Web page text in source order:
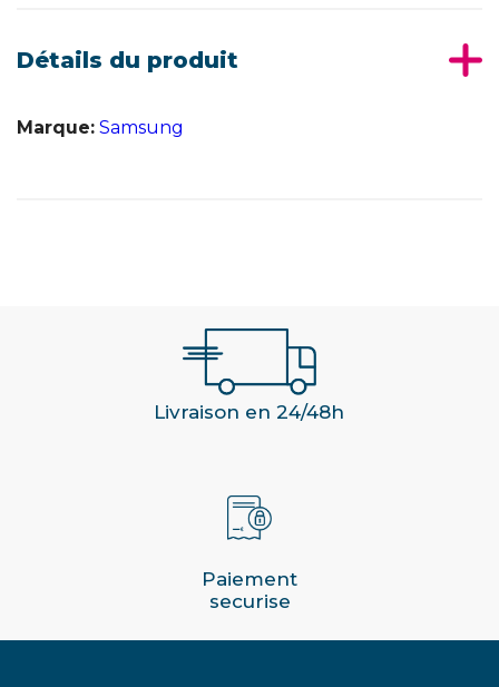
Détails du produit
Marque: Samsung
Livraison en 24/48h
Paiement
securise